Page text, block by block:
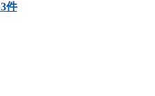
件